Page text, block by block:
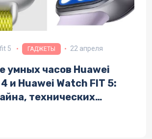
5 ГАДЖЕТЫ 22 апреля
умных часов Huawei
и Huawei Watch FIT 5:
технических